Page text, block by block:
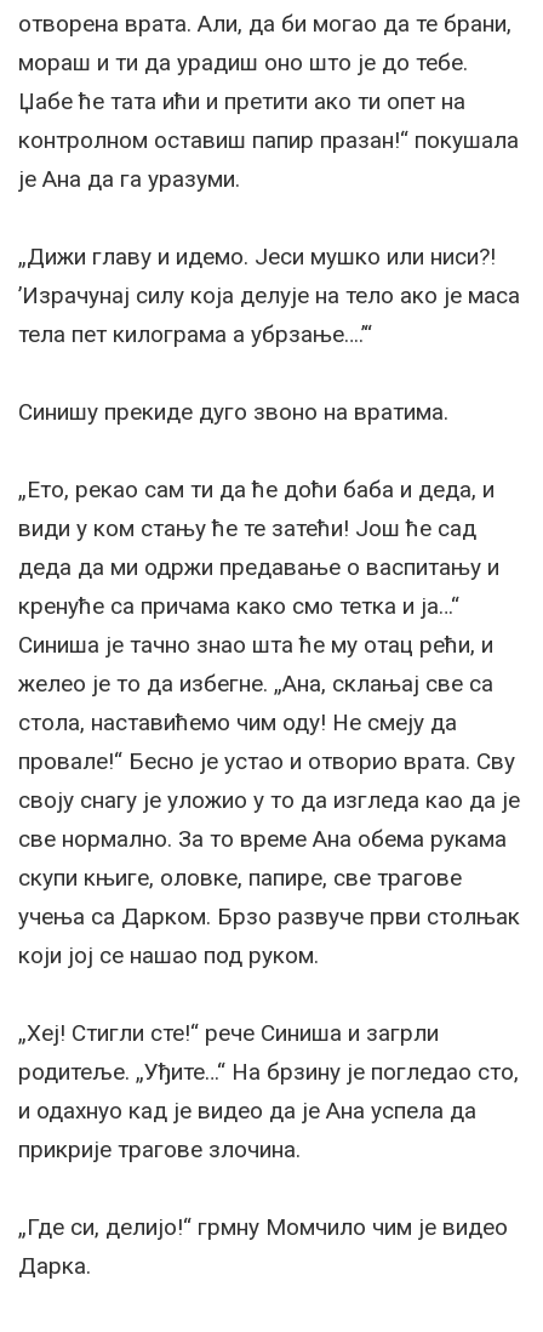
отворена врата. Али, да би могао да те брани,
мораш и ти да урадиш оно што је до тебе.
Џабе ће тата ићи и претити ако ти опет на
контролном оставиш папир празан!“ покушала
је Ана да га уразуми.
„Дижи главу и идемо. Јеси мушко или ниси?!
’Израчунај силу која делује на тело ако је маса
тела пет килограма а убрзање….’“
Синишу прекиде дуго звоно на вратима.
„Ето, рекао сам ти да ће доћи баба и деда, и
види у ком стању ће те затећи! Још ће сад
деда да ми одржи предавање о васпитању и
кренуће са причама како смо тетка и ја…“
Синиша је тачно знао шта ће му отац рећи, и
желео је то да избегне. „Ана, склањај све са
стола, наставићемо чим оду! Не смеју да
провале!“ Бесно је устао и отворио врата. Сву
своју снагу је уложио у то да изгледа као да је
све нормално. За то време Ана обема рукама
скупи књиге, оловке, папире, све трагове
учења са Дарком. Брзо развуче први столњак
који јој се нашао под руком.
„Хеј! Стигли сте!“ рече Синиша и загрли
родитеље. „Уђите…“ На брзину је погледао сто,
и одахнуо кад је видео да је Ана успела да
прикрије трагове злочина.
„Где си, делијо!“ грмну Момчило чим је видео
Дарка.